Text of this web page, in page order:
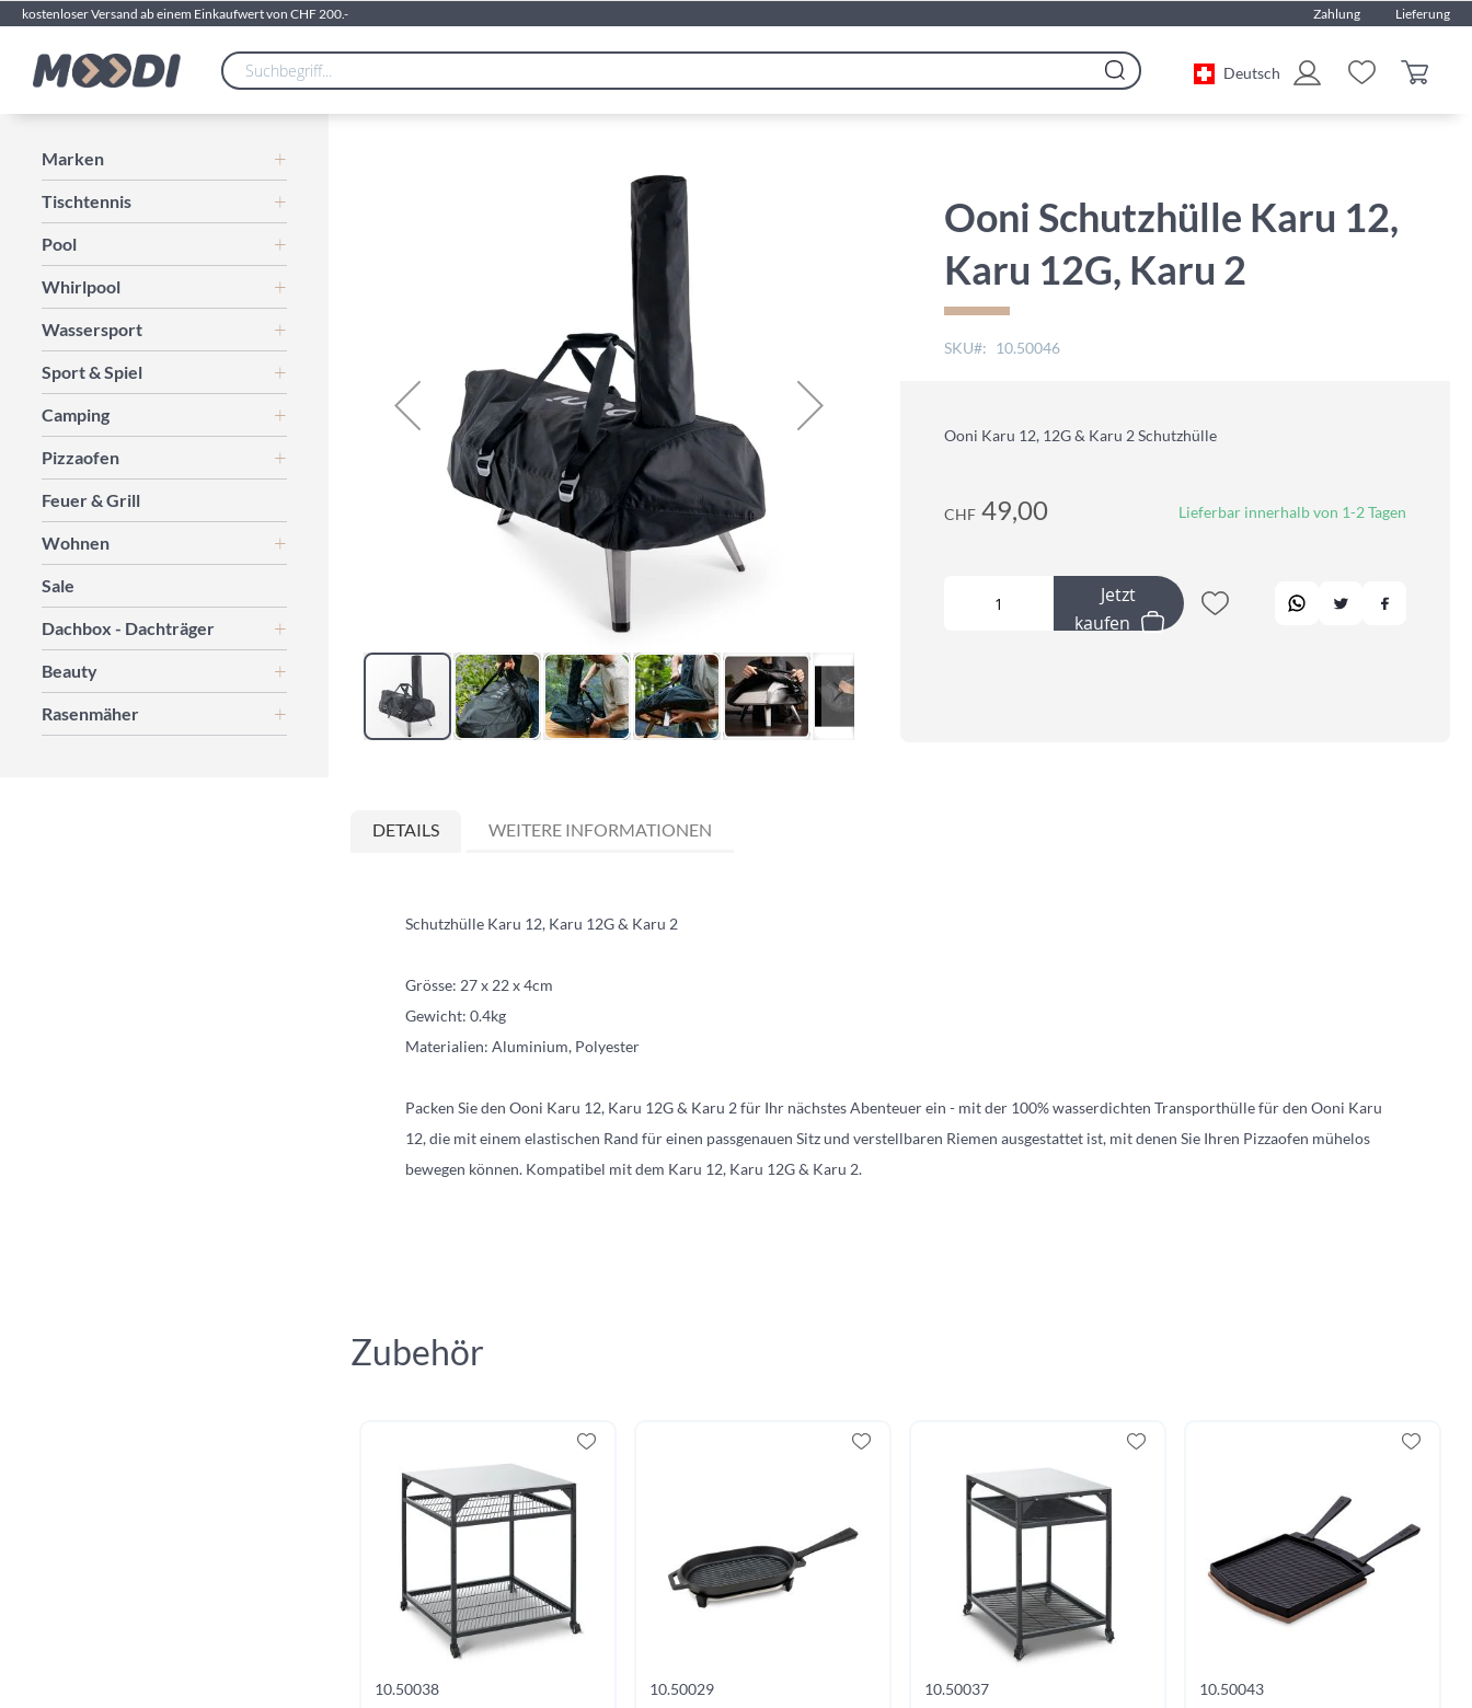
kostenloser Versand ab einem Einkaufwert von CHF 200.- Zahlung Lieferung
Search
Deutsch
Ooni Schutzhülle Karu 12,
Karu 12G, Karu 2
SKU 10.50046
Ooni Karu 12, 12G & Karu 2 Schutzhülle
CHF 49,00 Lieferbar innerhalb von 1-2 Tagen
Jetzt
kaufen
Bildgalerie
DETAILS
Schutzhülle Karu 12, Karu 12G & Karu 2
Grösse: 27 x 22 x 4cm
Gewicht: 0.4kg
Materialien: Aluminium, Polyester
Packen Sie den Ooni Karu 12, Karu 12G & Karu 2 für Ihr nächstes Abenteuer ein - mit der 100% wasserdichten Transporthülle für den Ooni Karu
12, die mit einem elastischen Rand für einen passgenauen Sitz und verstellbaren Riemen ausgestattet ist, mit denen Sie Ihren Pizzaofen mühelos
bewegen können. Kompatibel mit dem Karu 12, Karu 12G & Karu 2.
WEITERE INFORMATIONEN
Zubehör
10.50038 10.50029 10.50037 10.50043
Marken
Tischtennis
Pool
Whirlpool
Wassersport
Sport & Spiel
Camping
Pizzaofen
Feuer & Grill
Wohnen
Sale
Dachbox - Dachträger
Beauty
Rasenmäher